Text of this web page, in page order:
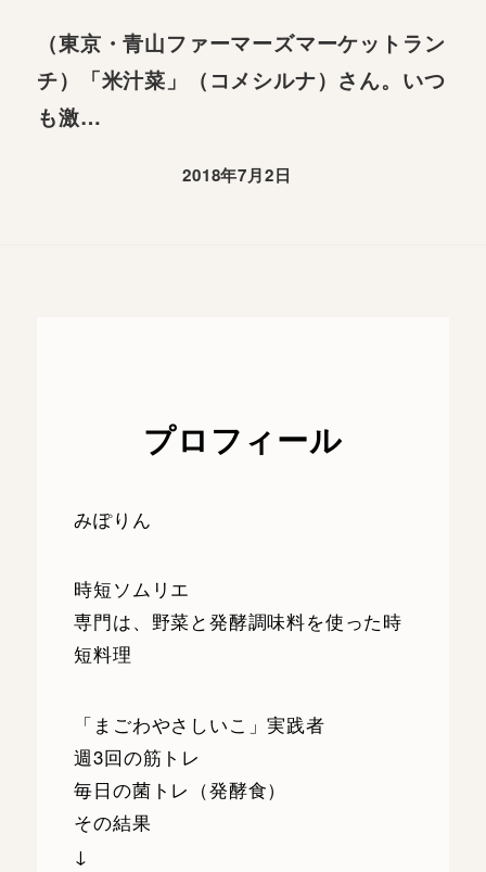
（東京・青山ファーマーズマーケットラン
チ）「米汁菜」（コメシルナ）さん。いつ
も激…
2018年7月2日
プロフィール
みぽりん
時短ソムリエ
専門は、野菜と発酵調味料を使った時
短料理
「まごわやさしいこ」実践者
週3回の筋トレ
毎日の菌トレ（発酵食）
その結果
↓